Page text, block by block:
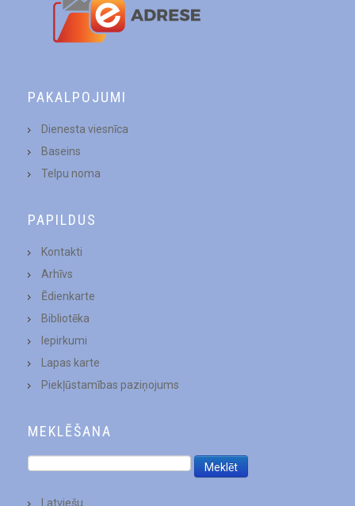
PAKALPOJUMI
Dienesta viesnīca
Baseins
Telpu noma
PAPILDUS
Kontakti
Arhīvs
Ēdienkarte
Bibliotēka
Iepirkumi
Lapas karte
Piekļūstamības paziņojums
MEKLĒŠANA
Latviešu